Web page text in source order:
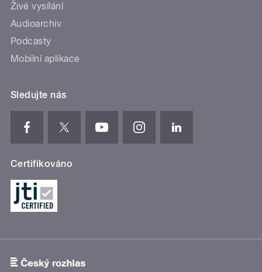
Živé vysílání
Audioarchiv
Podcasty
Mobilní aplikace
Sledujte nás
Certifikováno